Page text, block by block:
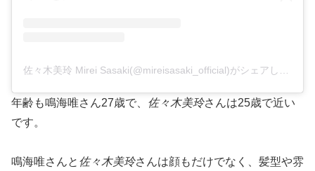
年齢も鳴海唯さん27歳で、 佐々木美玲さんは25歳で近い
です。
鳴海唯さんと 佐々木美玲さんは顔もだけでなく、髪型や雰